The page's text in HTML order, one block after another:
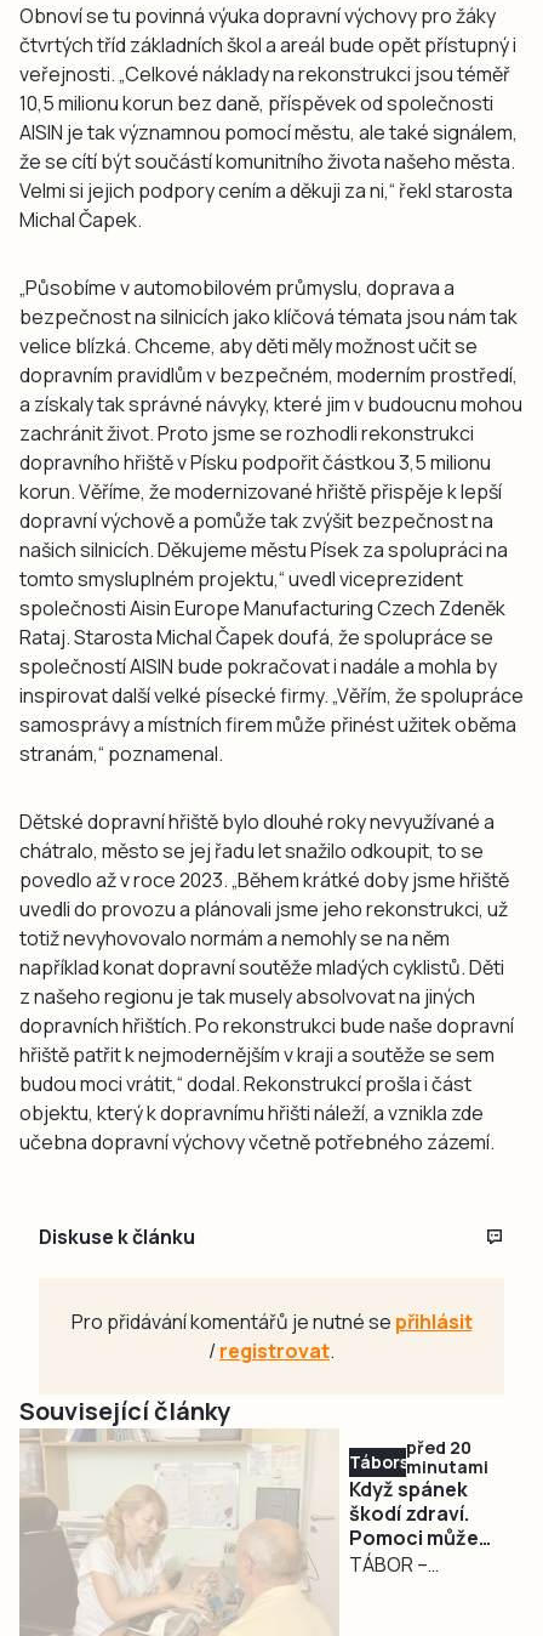
Obnoví se tu povinná výuka dopravní výchovy pro žáky
čtvrtých tříd základních škol a areál bude opět přístupný i
veřejnosti. „Celkové náklady na rekonstrukci jsou téměř
10,5 milionu korun bez daně, příspěvek od společnosti
AISIN je tak významnou pomocí městu, ale také signálem,
že se cítí být součástí komunitního života našeho města.
Velmi si jejich podpory cením a děkuji za ni,“ řekl starosta
Michal Čapek.
„Působíme v automobilovém průmyslu, doprava a
bezpečnost na silnicích jako klíčová témata jsou nám tak
velice blízká. Chceme, aby děti měly možnost učit se
dopravním pravidlům v bezpečném, moderním prostředí,
a získaly tak správné návyky, které jim v budoucnu mohou
zachránit život. Proto jsme se rozhodli rekonstrukci
dopravního hřiště v Písku podpořit částkou 3,5 milionu
korun. Věříme, že modernizované hřiště přispěje k lepší
dopravní výchově a pomůže tak zvýšit bezpečnost na
našich silnicích. Děkujeme městu Písek za spolupráci na
tomto smysluplném projektu,“ uvedl viceprezident
společnosti Aisin Europe Manufacturing Czech Zdeněk
Rataj. Starosta Michal Čapek doufá, že spolupráce se
společností AISIN bude pokračovat i nadále a mohla by
inspirovat další velké písecké firmy. „Věřím, že spolupráce
samosprávy a místních firem může přinést užitek oběma
stranám,“ poznamenal.
Dětské dopravní hřiště bylo dlouhé roky nevyužívané a
chátralo, město se jej řadu let snažilo odkoupit, to se
povedlo až v roce 2023. „Během krátké doby jsme hřiště
uvedli do provozu a plánovali jsme jeho rekonstrukci, už
totiž nevyhovovalo normám a nemohly se na něm
například konat dopravní soutěže mladých cyklistů. Děti
z našeho regionu je tak musely absolvovat na jiných
dopravních hřištích. Po rekonstrukci bude naše dopravní
hřiště patřit k nejmodernějším v kraji a soutěže se sem
budou moci vrátit,“ dodal. Rekonstrukcí prošla i část
objektu, který k dopravnímu hřišti náleží, a vznikla zde
učebna dopravní výchovy včetně potřebného zázemí.
Diskuse k článku
Pro přidávání komentářů je nutné se přihlásit
/registrovat.
Související články
Táborsko
před 20
minutami
Když spánek
škodí zdraví.
Pomoci může
spánková
TÁBOR –